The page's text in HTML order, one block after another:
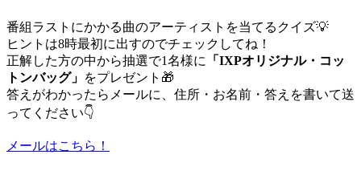
番組ラストにかかる曲のアーティストを当てるクイズ💡
ヒントは8時最初に出すのでチェックしてね！
正解した方の中から抽選で1名様に
「IXPオリジナル・コッ
トンバッグ」 をプレゼント🎁
答えがわかったらメールに、住所・お名前・答えを書いて送
ってください👇
メールはこちら！